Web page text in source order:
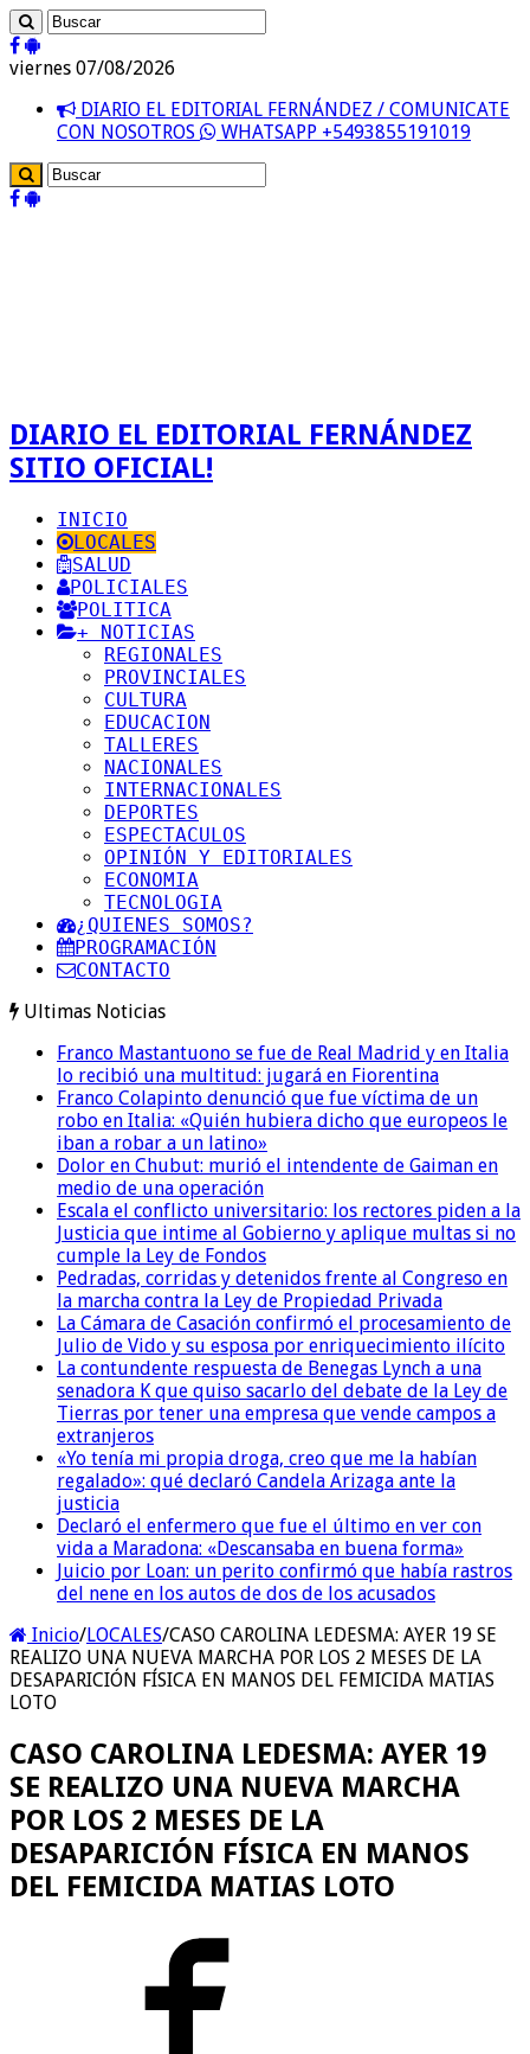
viernes 07/08/2026
DIARIO EL EDITORIAL FERNÁNDEZ / COMUNICATE
CON NOSOTROS
WHATSAPP +5493855191019
DIARIO EL EDITORIAL FERNÁNDEZ
SITIO OFICIAL!
INICIO
LOCALES
SALUD
POLICIALES
POLITICA
+ NOTICIAS
REGIONALES
PROVINCIALES
CULTURA
EDUCACION
TALLERES
NACIONALES
INTERNACIONALES
DEPORTES
ESPECTACULOS
OPINIÓN Y EDITORIALES
ECONOMIA
TECNOLOGIA
¿QUIENES SOMOS?
PROGRAMACIÓN
CONTACTO
Ultimas Noticias
Franco Mastantuono se fue de Real Madrid y en Italia
lo recibió una multitud: jugará en Fiorentina
Franco Colapinto denunció que fue víctima de un
robo en Italia: «Quién hubiera dicho que europeos le
iban a robar a un latino»
Dolor en Chubut: murió el intendente de Gaiman en
medio de una operación
Escala el conflicto universitario: los rectores piden a la
Justicia que intime al Gobierno y aplique multas si no
cumple la Ley de Fondos
Pedradas, corridas y detenidos frente al Congreso en
la marcha contra la Ley de Propiedad Privada
La Cámara de Casación confirmó el procesamiento de
Julio de Vido y su esposa por enriquecimiento ilícito
La contundente respuesta de Benegas Lynch a una
senadora K que quiso sacarlo del debate de la Ley de
Tierras por tener una empresa que vende campos a
extranjeros
«Yo tenía mi propia droga, creo que me la habían
regalado»: qué declaró Candela Arizaga ante la
justicia
Declaró el enfermero que fue el último en ver con
vida a Maradona: «Descansaba en buena forma»
Juicio por Loan: un perito confirmó que había rastros
del nene en los autos de dos de los acusados
Inicio/LOCALES/CASO CAROLINA LEDESMA: AYER 19 SE
REALIZO UNA NUEVA MARCHA POR LOS 2 MESES DE LA
DESAPARICIÓN FÍSICA EN MANOS DEL FEMICIDA MATIAS
LOTO
CASO CAROLINA LEDESMA: AYER 19
SE REALIZO UNA NUEVA MARCHA
POR LOS 2 MESES DE LA
DESAPARICIÓN FÍSICA EN MANOS
DEL FEMICIDA MATIAS LOTO